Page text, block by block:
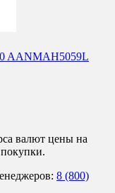
AANMAH5059L
валют цены на
8 (800)